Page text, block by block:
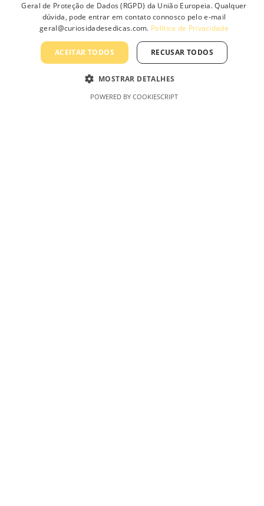
Geral de Proteção de Dados (RGPD) da União Europeia. Qualquer
dúvida, pode entrar em contato connosco pelo e-mail
geral@curiosidadesedicas.com. Política de Privacidade
ACEITAR TODOS RECUSAR TODOS
MOSTRAR DETALHES
POWERED BY COOKIESCRIPT